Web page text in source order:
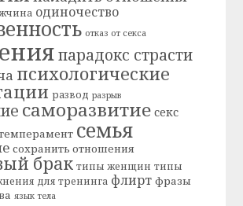
одиночество
отказ от секса
парадокс страсти
психологические
развод разрыв
саморазвитие секс
семья
сохранить отношения
брак типы женщин типы
для тренинга флирт фразы
язык тела